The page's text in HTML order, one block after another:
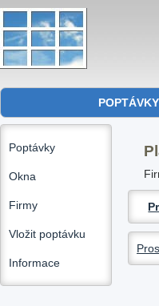
POPTÁVKY
Poptávky
Okna
Firmy
Vložit poptávku
Informace